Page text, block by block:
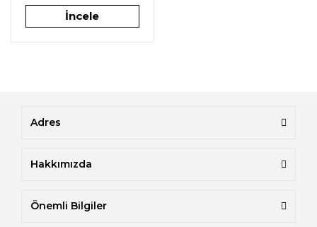
İncele
Adres
Hakkımızda
Önemli Bilgiler